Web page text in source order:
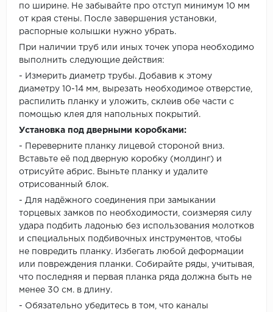
по ширине. Не забывайте про отступ минимум 10 мм
от края стены. После завершения установки,
распорные колышки нужно убрать.
При наличии труб или иных точек упора необходимо
выполнить следующие действия:
- Измерить диаметр трубы. Добавив к этому
диаметру 10-14 мм, вырезать необходимое отверстие,
распилить планку и уложить, склеив обе части с
помощью клея для напольных покрытий.
Установка под дверными коробками:
- Переверните планку лицевой стороной вниз.
Вставьте её под дверную коробку (молдинг) и
отрисуйте абрис. Выньте планку и удалите
отрисованный блок.
- Для надёжного соединения при замыкании
торцевых замков по необходимости, соизмеряя силу
удара подбить ладонью без использования молотков
и специальных подбивочных инструментов, чтобы
не повредить планку. Избегать любой деформации
или повреждения планки. Собирайте ряды, учитывая,
что последняя и первая планка ряда должна быть не
менее 30 см. в длину.
- Обязательно убедитесь в том, что каналы